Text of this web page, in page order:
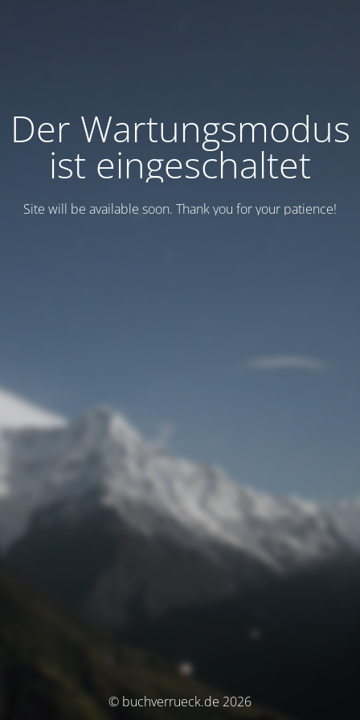
Der Wartungsmodus
ist eingeschaltet
Site will be available soon. Thank you for your patience!
© buchverrueck.de 2026